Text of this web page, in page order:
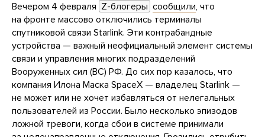
Вечером 4 февраля Z-блогеры сообщили, что
на фронте массово отключились терминалы
спутниковой связи Starlink. Эти контрабандные
устройства — важный неофициальный элемент системы
связи и управления многих подразделений
Вооруженных сил (ВС) РФ. До сих пор казалось, что
компания Илона Маска SpaceX — владелец Starlink —
не может или не хочет избавляться от нелегальных
пользователей из России. Было несколько эпизодов
ложной тревоги, когда сбои в системе принимали